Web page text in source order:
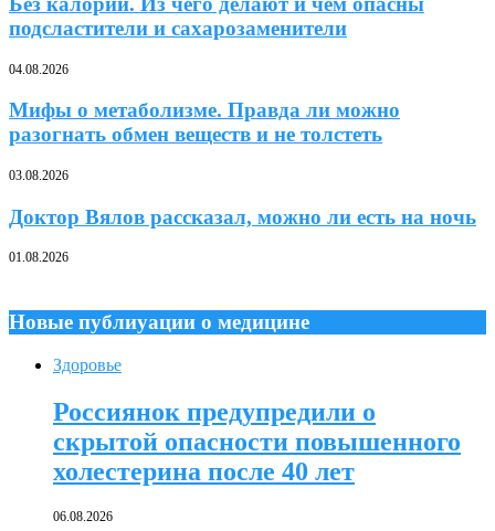
подсластители и сахарозаменители
04.08.2026
Мифы о метаболизме. Правда ли можно
разогнать обмен веществ и не толстеть
03.08.2026
Доктор Вялов рассказал, можно ли есть на ночь
01.08.2026
Новые публиуации о медицине
Здоровье
Россиянок предупредили о
скрытой опасности повышенного
холестерина после 40 лет
06.08.2026